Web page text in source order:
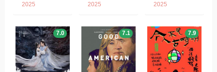
2025 2025 2025
7.0 7.1 7.9